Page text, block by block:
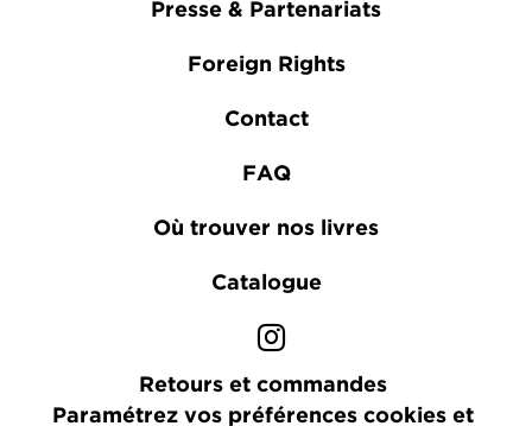
Presse & Partenariats
Foreign Rights
Contact
FAQ
Où trouver nos livres
Catalogue
Retours et commandes
Paramétrez vos préférences cookies et